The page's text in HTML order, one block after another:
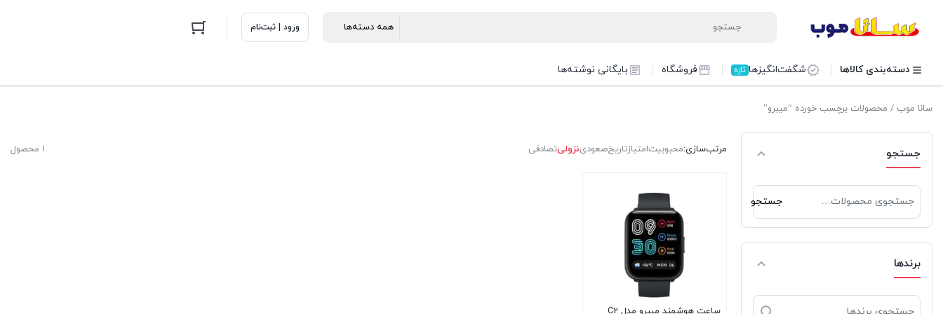
ورود | ثبت‌نام
دسته‌بندی کالاها شگفت‌انگیزها تازه فروشگاه بایگانی نوشته‌ها
سانا موب / محصولات برچسب خورده “میبرو”
جستجو
برای:
جستجو
برندها
1 محصول مرتب‌سازی:محبوبیتامتیازتاریخصعودینزولیتصادفی
ساعت هوشمند میبرو مدل C2